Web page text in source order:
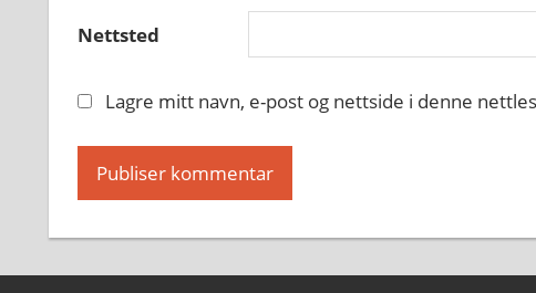
Nettsted
Lagre mitt navn, e-post og nettside i denne